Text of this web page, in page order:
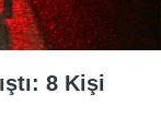
8 Kişi